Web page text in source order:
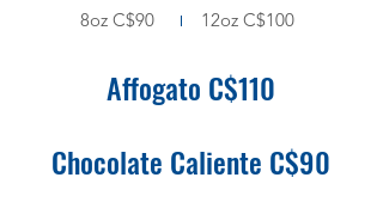
8oz C$90 12oz C$100
Affogato C$110
Chocolate Caliente C$90